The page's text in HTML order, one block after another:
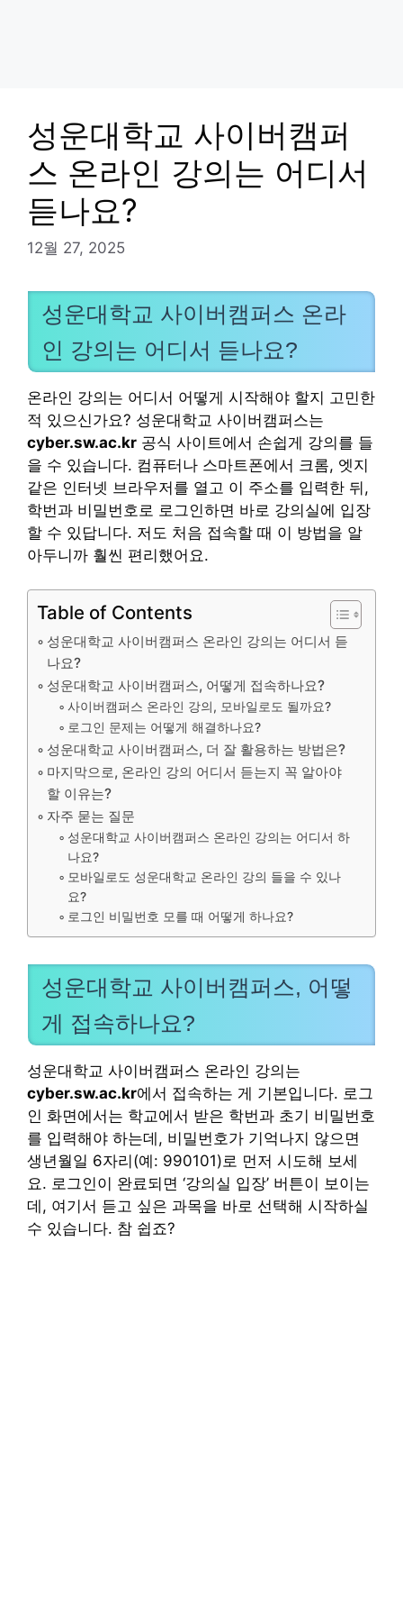
성운대학교 사이버캠퍼
스 온라인 강의는 어디서
듣나요?
12월 27, 2025
성운대학교 사이버캠퍼스 온라
인 강의는 어디서 듣나요?
온라인 강의는 어디서 어떻게 시작해야 할지 고민한
적 있으신가요? 성운대학교 사이버캠퍼스는
cyber.sw.ac.kr 공식 사이트에서 손쉽게 강의를 들
을 수 있습니다. 컴퓨터나 스마트폰에서 크롬, 엣지
같은 인터넷 브라우저를 열고 이 주소를 입력한 뒤,
학번과 비밀번호로 로그인하면 바로 강의실에 입장
할 수 있답니다. 저도 처음 접속할 때 이 방법을 알
아두니까 훨씬 편리했어요.
Table of Contents
성운대학교 사이버캠퍼스 온라인 강의는 어디서 듣
나요?
성운대학교 사이버캠퍼스, 어떻게 접속하나요?
사이버캠퍼스 온라인 강의, 모바일로도 될까요?
로그인 문제는 어떻게 해결하나요?
성운대학교 사이버캠퍼스, 더 잘 활용하는 방법은?
마지막으로, 온라인 강의 어디서 듣는지 꼭 알아야
할 이유는?
자주 묻는 질문
성운대학교 사이버캠퍼스 온라인 강의는 어디서 하
나요?
모바일로도 성운대학교 온라인 강의 들을 수 있나
요?
로그인 비밀번호 모를 때 어떻게 하나요?
성운대학교 사이버캠퍼스, 어떻
게 접속하나요?
성운대학교 사이버캠퍼스 온라인 강의는
cyber.sw.ac.kr에서 접속하는 게 기본입니다. 로그
인 화면에서는 학교에서 받은 학번과 초기 비밀번호
를 입력해야 하는데, 비밀번호가 기억나지 않으면
생년월일 6자리(예: 990101)로 먼저 시도해 보세
요. 로그인이 완료되면 ‘강의실 입장’ 버튼이 보이는
데, 여기서 듣고 싶은 과목을 바로 선택해 시작하실
수 있습니다. 참 쉽죠?